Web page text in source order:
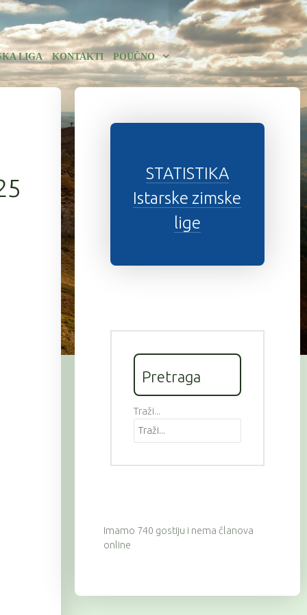
LIGA KONTAKTI POUČNO
STATISTIKA
Istarske zimske
lige
Pretraga
Traži...
Imamo 740 gostiju i nema članova
online